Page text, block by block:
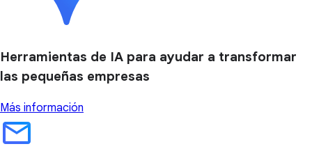
Herramientas de IA para ayudar a transformar
las pequeñas empresas
Más información